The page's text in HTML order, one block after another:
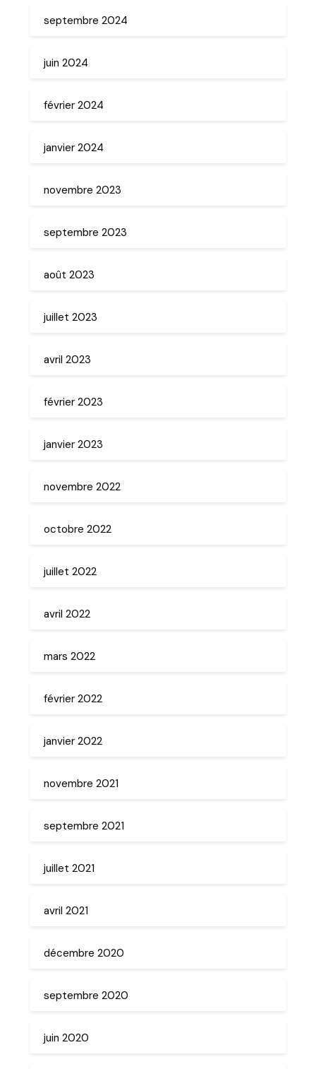
septembre 2024
juin 2024
février 2024
janvier 2024
novembre 2023
septembre 2023
août 2023
juillet 2023
avril 2023
février 2023
janvier 2023
novembre 2022
octobre 2022
juillet 2022
avril 2022
mars 2022
février 2022
janvier 2022
novembre 2021
septembre 2021
juillet 2021
avril 2021
décembre 2020
septembre 2020
juin 2020